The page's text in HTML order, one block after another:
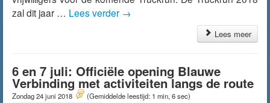
zal dit jaar … Lees verder →
Lees meer
6 en 7 juli: Officiële opening Blauwe
Verbinding met activiteiten langs de route
Zondag 24 juni 2018 (Gemiddelde leestijd: 1 min, 6 sec)